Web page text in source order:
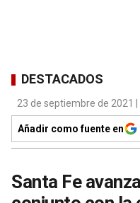
DESTACADOS
23 de septiembre de 2021
Añadir como fuente en
Santa Fe